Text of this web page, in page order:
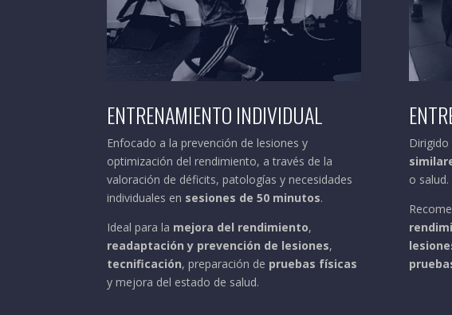
ENTRENAMIENTO INDIVIDUAL
Enfocado a la prevención de lesiones y
optimización del rendimiento, a través de la
valoración de déficits, patologías y necesidades
individuales en sesiones de 50 minutos.
Ideal para la mejora del rendimiento,
readaptación y prevención de lesiones,
tecnificación, preparación de pruebas físicas
y mejora del estado de salud.
o salud.